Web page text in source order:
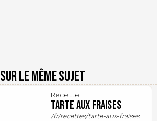
Sur le même sujet
Recette
Tarte aux fraises
/fr/recettes/tarte-aux-fraises